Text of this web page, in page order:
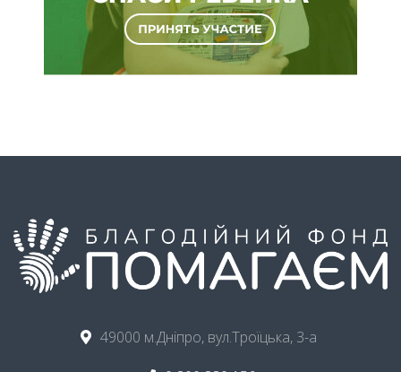
49000 м.Дніпро, вул.Троїцька, 3-а